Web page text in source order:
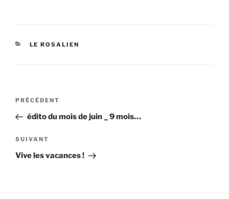
CATÉGORIES
LE ROSALIEN
Navigation
l’article
Article
précédent
PRÉCÉDENT
édito du mois de juin _ 9 mois…
Article
suivant
SUIVANT
Vive les vacances !